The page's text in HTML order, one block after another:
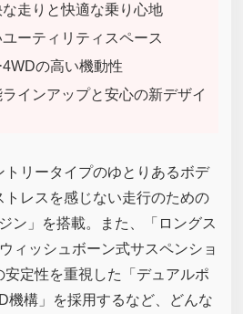
走りと快適な乗り心地
ーティリティスペース
の高い機動性
インアップと安心の新デザイ
リータイプのゆとりあるボデ
トレスを感じない走行のための
ン」を搭載。また、「ロングス
ィッシュボーン式サスペンショ
安定性を重視した「デュアルポ
機構」を採用するなど、どんな